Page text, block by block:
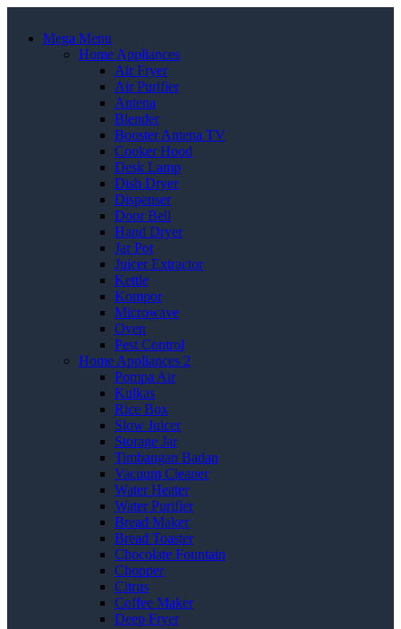
Mega Menu
Home Appliances
Air Fryer
Air Purifier
Antena
Blender
Booster Antena TV
Cooker Hood
Desk Lamp
Dish Dryer
Dispenser
Door Bell
Hand Dryer
Jar Pot
Juicer Extractor
Kettle
Kompor
Microwave
Oven
Pest Control
Home Appliances 2
Pompa Air
Kulkas
Rice Box
Slow Juicer
Storage Jar
Timbangan Badan
Vacuum Cleaner
Water Heater
Water Purifier
Bread Maker
Bread Toaster
Chocolate Fountain
Chopper
Citrus
Coffee Maker
Deep Fryer